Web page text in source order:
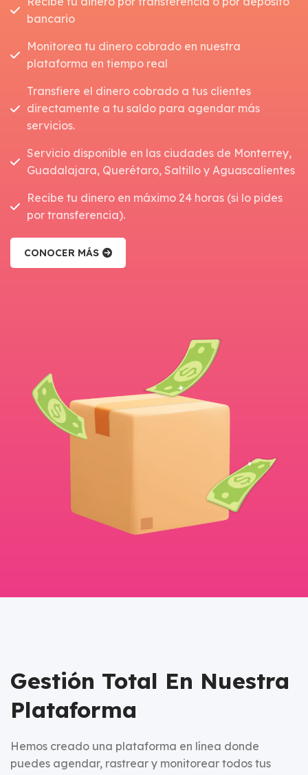
bancario
Monitorea tu dinero cobrado en nuestra
plataforma en tiempo real
Transfiere el dinero cobrado a tus clientes
directamente a tu saldo para agendar más
servicios.
Servicio disponible en las ciudades de Monterrey,
Guadalajara, Querétaro, Saltillo y Aguascalientes
Recibe tu dinero en máximo 24 horas (si lo pides
por transferencia).
CONOCER MÁS
Gestión Total En Nuestra
Plataforma
Hemos creado una plataforma en línea donde
puedes agendar, rastrear y monitorear todos tus